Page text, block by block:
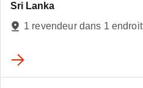
Sri Lanka
1 revendeur dans 1 endroit